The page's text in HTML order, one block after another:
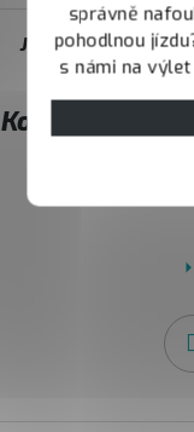
správně
pohodlnou
s námi na
t
í
JOY.BIKE
Kontakt